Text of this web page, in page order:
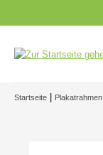
Zum Hauptinhalt
Startseite Plakatrahmen